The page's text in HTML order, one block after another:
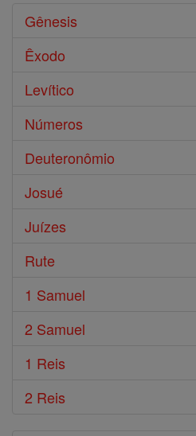
Gênesis
Êxodo
Levítico
Números
Deuteronômio
Josué
Juízes
Rute
1 Samuel
2 Samuel
1 Reis
2 Reis